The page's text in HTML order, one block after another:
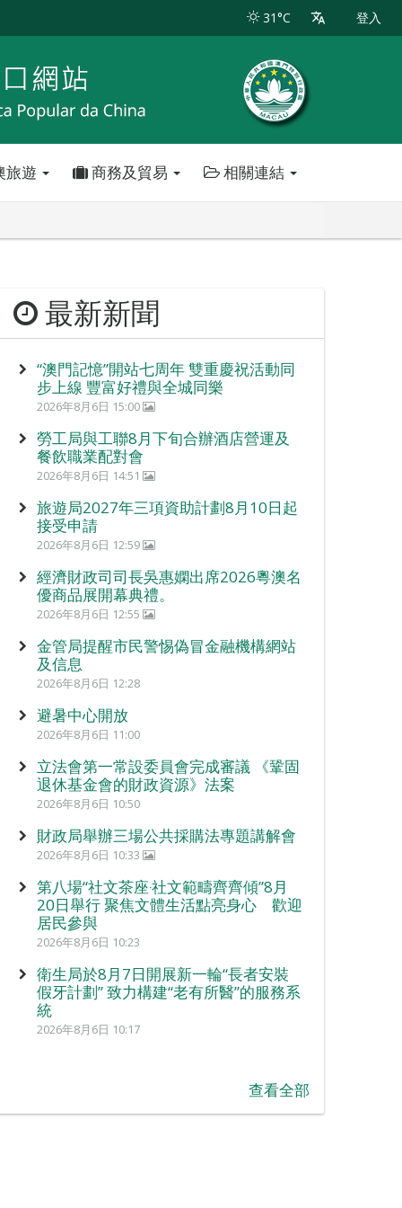
31°C 登入
遊 商務及貿易 相關連結
最新新聞
“澳門記憶”開站七周年 雙重慶祝活動同
步上線 豐富好禮與全城同樂
2026年8月6日 15:00
勞工局與工聯8月下旬合辦酒店營運及
餐飲職業配對會
2026年8月6日 14:51
旅遊局2027年三項資助計劃8月10日起
接受申請
2026年8月6日 12:59
經濟財政司司長吳惠嫻出席2026粵澳名
優商品展開幕典禮。
2026年8月6日 12:55
金管局提醒市民警惕偽冒金融機構網站
及信息
2026年8月6日 12:28
避暑中心開放
2026年8月6日 11:00
立法會第一常設委員會完成審議 《鞏固
退休基金會的財政資源》法案
2026年8月6日 10:50
財政局舉辦三場公共採購法專題講解會
2026年8月6日 10:33
第八場“社文茶座‧社文範疇齊齊傾”8月
20日舉行 聚焦文體生活點亮身心 歡迎
居民參與
2026年8月6日 10:23
衛生局於8月7日開展新一輪“長者安裝
假牙計劃” 致力構建“老有所醫”的服務系
統
2026年8月6日 10:17
查看全部